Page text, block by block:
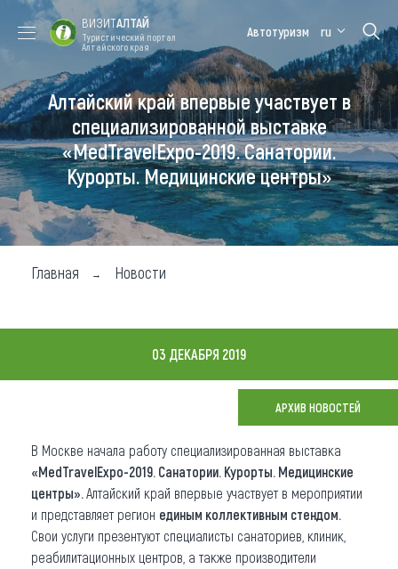
Форум VISIT
ALTAI
Цветение
маральника
Медицинский
форум
Алтайская
зимовка
Туры
Где побывать
Чем заняться
Где остановиться
О регионе
Коллекция впечатлений
Другие рубрики
ВИЗИТАЛТАЙ
Туристический портал
Алтайского края
Автотуризм ru
Алтайский край впервые участвует в
специализированной выставке
«MedTravelExpo-2019. Санатории.
Курорты. Медицинские центры»
Главная Новости
03 ДЕКАБРЯ 2019
АРХИВ НОВОСТЕЙ
В Москве начала работу специализированная выставка
«MedTravelExpo-2019. Санатории. Курорты. Медицинские
центры».Алтайский край впервые участвует в мероприятии
и представляет регион единым коллективным стендом.
Свои услуги презентуют специалисты санаториев, клиник,
реабилитационных центров, а также производители